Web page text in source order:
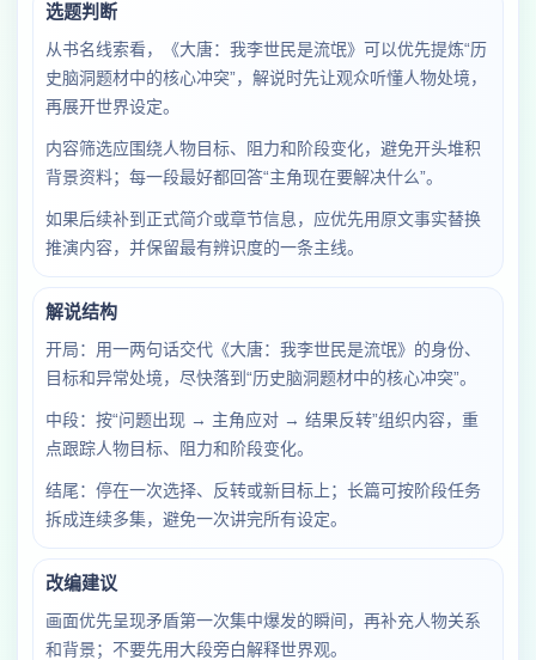
选题判断
从书名线索看，《大唐：我李世民是流氓》可以优先提炼“历
史脑洞题材中的核心冲突”，解说时先让观众听懂人物处境，
再展开世界设定。
内容筛选应围绕人物目标、阻力和阶段变化，避免开头堆积
背景资料；每一段最好都回答“主角现在要解决什么”。
如果后续补到正式简介或章节信息，应优先用原文事实替换
推演内容，并保留最有辨识度的一条主线。
解说结构
开局：用一两句话交代《大唐：我李世民是流氓》的身份、
目标和异常处境，尽快落到“历史脑洞题材中的核心冲突”。
中段：按“问题出现 → 主角应对 → 结果反转”组织内容，重
点跟踪人物目标、阻力和阶段变化。
结尾：停在一次选择、反转或新目标上；长篇可按阶段任务
拆成连续多集，避免一次讲完所有设定。
改编建议
画面优先呈现矛盾第一次集中爆发的瞬间，再补充人物关系
和背景；不要先用大段旁白解释世界观。